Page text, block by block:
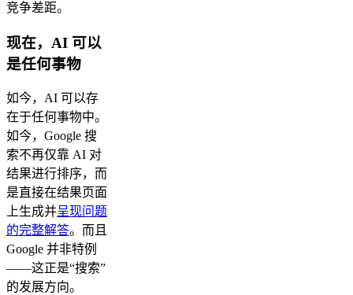
竞争差距。
现在，AI 可以
是任何事物
如今，AI 可以存
在于任何事物中。
如今，Google 搜
索不再仅靠 AI 对
结果进行排序，而
是直接在结果页面
上生成并呈现问题
的完整解答。而且
Google 并非特例
——这正是“搜索”
的发展方向。